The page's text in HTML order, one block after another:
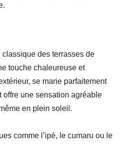
classique des terrasses de
touche chaleureuse et
se marie parfaitement
offre une sensation agréable
en plein soleil.
comme l’ipé, le cumaru ou le